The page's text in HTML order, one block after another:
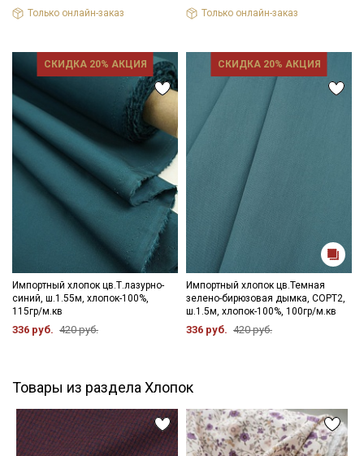
Только онлайн-заказ Только онлайн-заказ
СКИДКА 20% АКЦИЯ
Импортный хлопок цв.Т.лазурно-
синий, ш.1.55м, хлопок-100%,
115гр/м.кв
336 руб. 420 руб.
СКИДКА 20% АКЦИЯ
Импортный хлопок цв.Темная
зелено-бирюзовая дымка, СОРТ2,
ш.1.5м, хлопок-100%, 100гр/м.кв
336 руб. 420 руб.
Товары из раздела Хлопок